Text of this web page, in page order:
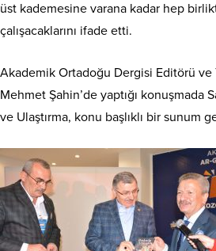
üst kademesine varana kadar hep
çalışacaklarını ifade etti.
Akademik Ortadoğu Dergisi Editörü ve
Mehmet Şahin’de yaptığı konuşmada
ve Ulaştırma, konu başlıklı bir sunum